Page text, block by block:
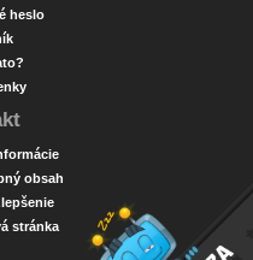
heslo
obsah
stránka